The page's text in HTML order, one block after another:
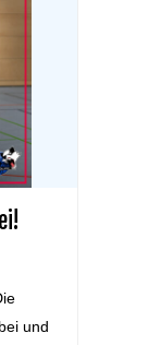
und